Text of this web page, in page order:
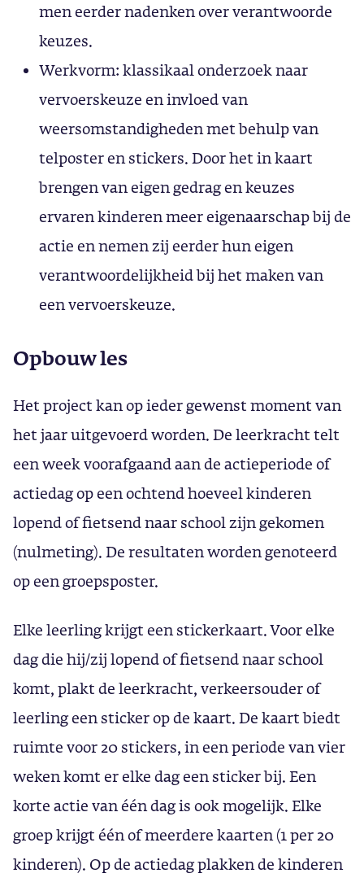
men eerder nadenken over verantwoorde
keuzes.
Werkvorm: klassikaal onderzoek naar
vervoerskeuze en invloed van
weersomstandigheden met behulp van
telposter en stickers. Door het in kaart
brengen van eigen gedrag en keuzes
ervaren kinderen meer eigenaarschap bij de
actie en nemen zij eerder hun eigen
verantwoordelijkheid bij het maken van
een vervoerskeuze.
Opbouw les
Het project kan op ieder gewenst moment van
het jaar uitgevoerd worden. De leerkracht telt
een week voorafgaand aan de actieperiode of
actiedag op een ochtend hoeveel kinderen
lopend of fietsend naar school zijn gekomen
(nulmeting). De resultaten worden genoteerd
op een groepsposter.
Elke leerling krijgt een stickerkaart. Voor elke
dag die hij/zij lopend of fietsend naar school
komt, plakt de leerkracht, verkeersouder of
leerling een sticker op de kaart. De kaart biedt
ruimte voor 20 stickers, in een periode van vier
weken komt er elke dag een sticker bij. Een
korte actie van één dag is ook mogelijk. Elke
groep krijgt één of meerdere kaarten (1 per 20
kinderen). Op de actiedag plakken de kinderen